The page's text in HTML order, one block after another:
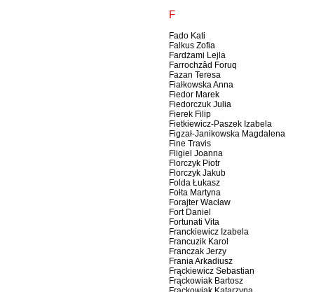
F
Fado Kati
Falkus Zofia
Fardżami Lejla
Farrochzâd Foruq
Fazan Teresa
Fiałkowska Anna
Fiedor Marek
Fiedorczuk Julia
Fierek Filip
Fietkiewicz-Paszek Izabela
Figzał-Janikowska Magdalena
Fine Travis
Fligiel Joanna
Florczyk Piotr
Florczyk Jakub
Folda Łukasz
Fołta Martyna
Forajter Wacław
Fort Daniel
Fortunati Vita
Franckiewicz Izabela
Francuzik Karol
Franczak Jerzy
Frania Arkadiusz
Frąckiewicz Sebastian
Frąckowiak Bartosz